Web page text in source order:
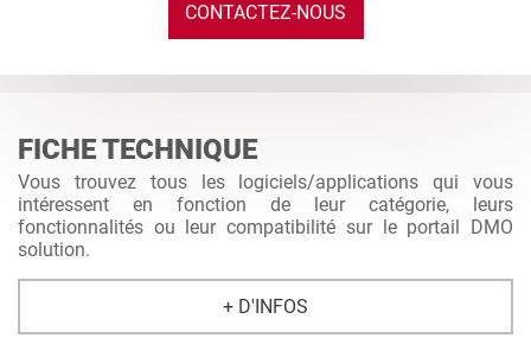
CONTACTEZ-NOUS
FICHE TECHNIQUE
Vous trouvez tous les logiciels/applications qui vous
intéressent en fonction de leur catégorie, leurs
fonctionnalités ou leur compatibilité sur le portail DMO
solution.
+ D'INFOS